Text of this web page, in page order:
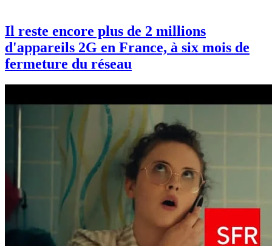
Il reste encore plus de 2 millions
d'appareils 2G en France, à six mois de
fermeture du réseau